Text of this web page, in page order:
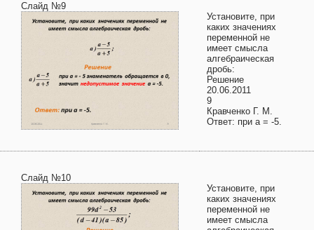
Слайд №9
Установите, при
каких значениях
переменной не
имеет смысла
алгебраическая
дробь:
Решение
20.06.2011
9
Кравченко Г. М.
Ответ: при а = -5.
Слайд №10
Установите, при
каких значениях
переменной не
имеет смысла